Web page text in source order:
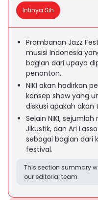
Intinya Sih
Prambanan Jazz
musisi Indonesia
bagian dari upaya
penonton.
NIKI akan hadirkan
konsep show yang
diskusi apakah
Selain NIKI,
Jikustik, dan Ari
sebagai bagian dari
festival.
This section summary
our editorial team.